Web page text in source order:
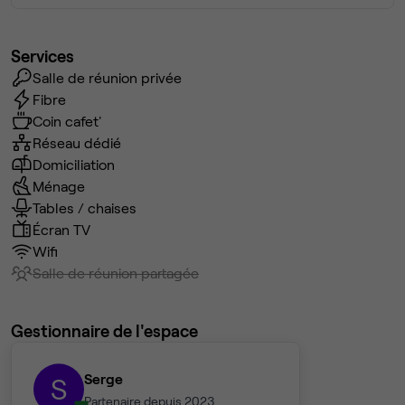
Services
Salle de réunion privée
Fibre
Coin cafet'
Réseau dédié
Domiciliation
Ménage
Tables / chaises
Écran TV
Wifi
Salle de réunion partagée
Gestionnaire de l'espace
S Serge
Partenaire depuis 2023